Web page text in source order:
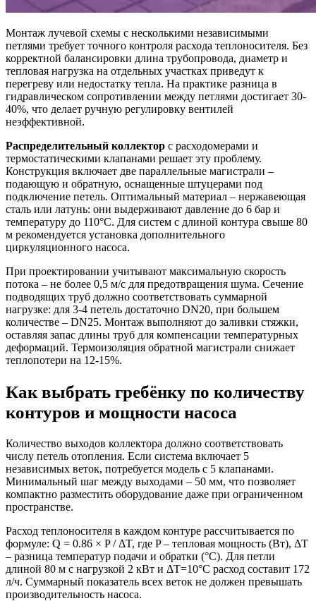
Монтаж лучевой схемы с несколькими независимыми
петлями требует точного контроля расхода теплоносителя. Без
корректной балансировки длина трубопровода, диаметр и
тепловая нагрузка на отдельных участках приведут к
перегреву или недостатку тепла. На практике разница в
гидравлическом сопротивлении между петлями достигает 30-
40%, что делает ручную регулировку вентилей
неэффективной.
Распределительный коллектор с расходомерами и
термостатическими клапанами решает эту проблему.
Конструкция включает две параллельные магистрали –
подающую и обратную, оснащенные штуцерами под
подключение петель. Оптимальный материал – нержавеющая
сталь или латунь: они выдерживают давление до 6 бар и
температуру до 110°C. Для систем с длиной контура свыше 80
м рекомендуется установка дополнительного
циркуляционного насоса.
При проектировании учитывают максимальную скорость
потока – не более 0,5 м/с для предотвращения шума. Сечение
подводящих труб должно соответствовать суммарной
нагрузке: для 3-4 петель достаточно DN20, при большем
количестве – DN25. Монтаж выполняют до заливки стяжки,
оставляя запас длины труб для компенсации температурных
деформаций. Термоизоляция обратной магистрали снижает
теплопотери на 12-15%.
Как выбрать гребёнку по количеству
контуров и мощности насоса
Количество выходов коллектора должно соответствовать
числу петель отопления. Если система включает 5
независимых веток, потребуется модель с 5 клапанами.
Минимальный шаг между выходами – 50 мм, что позволяет
компактно разместить оборудование даже при ограниченном
пространстве.
Расход теплоносителя в каждом контуре рассчитывается по
формуле: Q = 0.86 × P / ΔT, где P – тепловая мощность (Вт), ΔT
– разница температур подачи и обратки (°C). Для петли
длиной 80 м с нагрузкой 2 кВт и ΔT=10°C расход составит 172
л/ч. Суммарный показатель всех веток не должен превышать
производительность насоса.